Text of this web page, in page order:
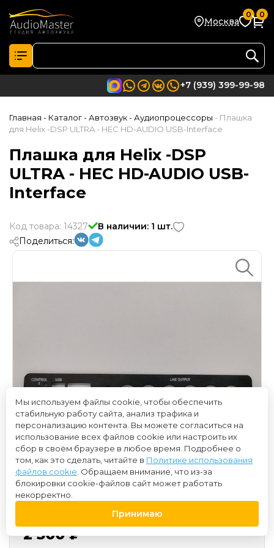
Москва
0 0
+7 (939) 399-99-98
Главная - Каталог- Автозвук- Аудиопроцессоры - Плашка
для Helix -DSP ULTRA - HEC HD-AUDIO USB-Interface
Плашка для Helix -DSP
ULTRA - HEC HD-AUDIO USB-
Interface
Код товара: 14327
В наличии: 1 шт.
Поделиться:
2 500 ₽
Мы используем файлы cookie, чтобы обеспечить
стабильную работу сайта, анализ трафика и
персонализацию контента. Вы можете согласиться на
использование всех файлов cookie или настроить их
сбор в своём браузере в любое время. Подробнее о
том, как это сделать, читайте в Политике использования
файлов cookie . Обращаем внимание, что из-за
блокировки cookie-файлов сайт может работать
некорректно.
Принимаю